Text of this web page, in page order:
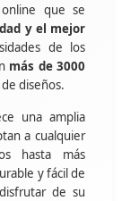
que se
y el mejor
de los
más de 3000
diseños.
una amplia
a cualquier
hasta más
y fácil de
de su